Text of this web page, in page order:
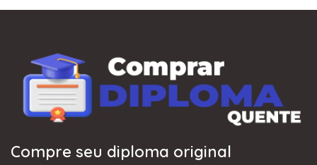
Compre seu diploma original